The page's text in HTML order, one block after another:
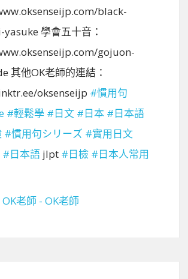
black-
學會五十音：
gojuon-
其他OK老師的連結：
oksenseijp #慣用句
#輕鬆學 #日文 #日本 #日本語
#慣用句シリーズ #實用日文
#日本語 jlpt #日檢 #日本人常用
老師 - OK老師